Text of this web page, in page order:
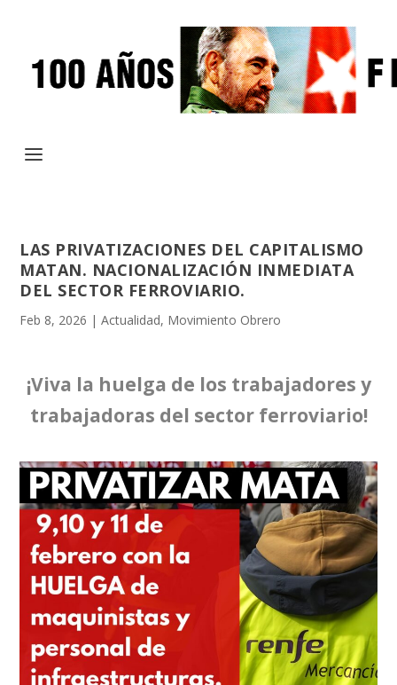
LAS PRIVATIZACIONES DEL CAPITALISMO
MATAN. NACIONALIZACIÓN INMEDIATA
DEL SECTOR FERROVIARIO.
Feb 8, 2026 |Actualidad, Movimiento Obrero
¡Viva la huelga de los trabajadores y
trabajadoras del sector ferroviario!